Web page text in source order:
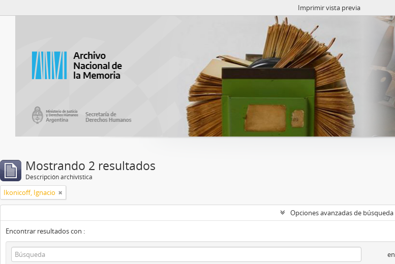
Imprimir vista previa
Mostrando 2 resultados
Descripción archivística
Ikonicoff, Ignacio
Opciones avanzadas de búsqueda
Encontrar resultados con :
en